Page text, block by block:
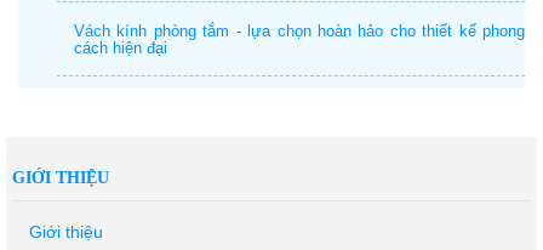
Vách kính phòng tắm - lựa chọn hoàn hảo cho thiết kế phong
cách hiện đại
GIỚI THIỆU
Giới thiệu